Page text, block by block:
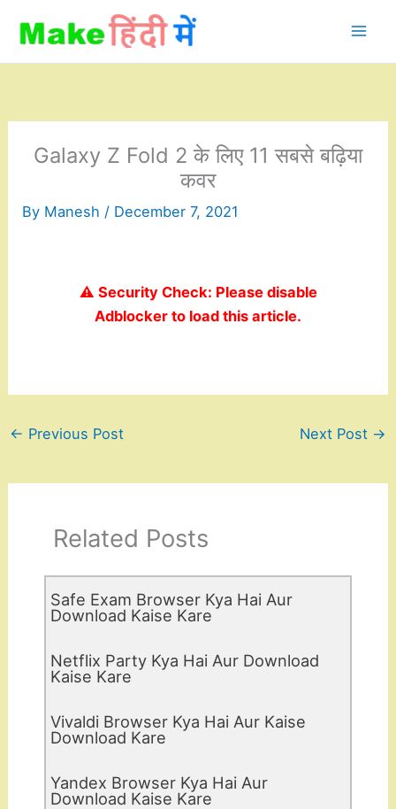
content
Galaxy Z Fold 2 के लिए 11 सबसे बढ़िया
कवर
By Manesh / December 7, 2021
⚠️ Security Check: Please disable
Adblocker to load this article.
← Previous Post Next Post →
Related Posts
Safe Exam Browser Kya Hai Aur
Download Kaise Kare
Netflix Party Kya Hai Aur Download
Kaise Kare
Vivaldi Browser Kya Hai Aur Kaise
Download Kare
Yandex Browser Kya Hai Aur
Download Kaise Kare